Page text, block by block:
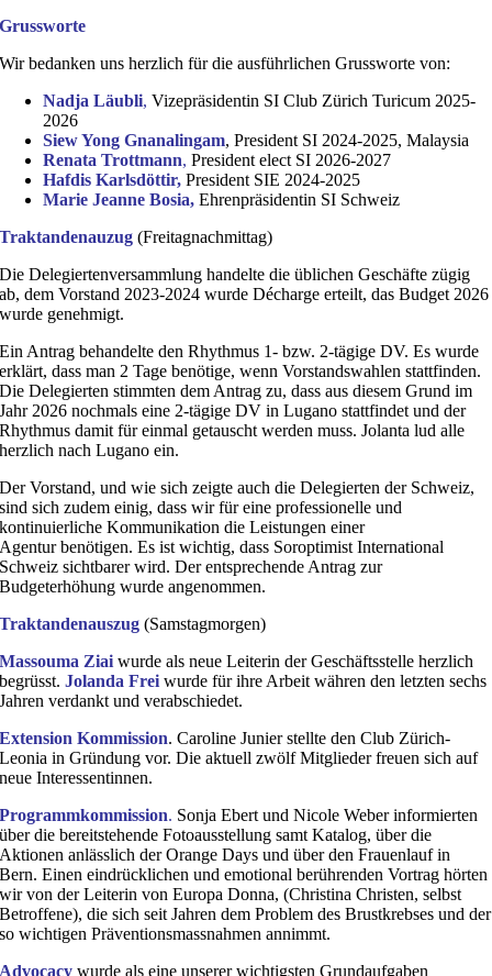
Grussworte
Wir bedanken uns herzlich für die ausführlichen Grussworte von:
Nadja Läubli, Vizepräsidentin SI Club Zürich Turicum 2025-
2026
Siew Yong Gnanalingam, President SI 2024-2025, Malaysia
Renata Trottmann, President elect SI 2026-2027
Hafdis Karlsdöttir, President SIE 2024-2025
Marie Jeanne Bosia, Ehrenpräsidentin SI Schweiz
Traktandenauzug (Freitagnachmittag)
Die Delegiertenversammlung handelte die üblichen Geschäfte zügig
ab, dem Vorstand 2023-2024 wurde Décharge erteilt, das Budget 2026
wurde genehmigt.
Ein Antrag behandelte den Rhythmus 1- bzw. 2-tägige DV. Es wurde
erklärt, dass man 2 Tage benötige, wenn Vorstandswahlen stattfinden.
Die Delegierten stimmten dem Antrag zu, dass aus diesem Grund im
Jahr 2026 nochmals eine 2-tägige DV in Lugano stattfindet und der
Rhythmus damit für einmal getauscht werden muss. Jolanta lud alle
herzlich nach Lugano ein.
Der Vorstand, und wie sich zeigte auch die Delegierten der Schweiz,
sind sich zudem einig, dass wir für eine professionelle und
kontinuierliche Kommunikation die Leistungen einer
Agentur benötigen. Es ist wichtig, dass Soroptimist International
Schweiz sichtbarer wird. Der entsprechende Antrag zur
Budgeterhöhung wurde angenommen.
Traktandenauszug (Samstagmorgen)
Massouma Ziai wurde als neue Leiterin der Geschäftsstelle herzlich
begrüsst.Jolanda Frei wurde für ihre Arbeit währen den letzten sechs
Jahren verdankt und verabschiedet.
Extension Kommission. Caroline Junier stellte den Club Zürich-
Leonia in Gründung vor. Die aktuell zwölf Mitglieder freuen sich auf
neue Interessentinnen.
Programmkommission. Sonja Ebert und Nicole Weber informierten
über die bereitstehende Fotoausstellung samt Katalog, über die
Aktionen anlässlich der Orange Days und über den Frauenlauf in
Bern. Einen eindrücklichen und emotional berührenden Vortrag hörten
wir von der Leiterin von Europa Donna, (Christina Christen, selbst
Betroffene), die sich seit Jahren dem Problem des Brustkrebses und der
so wichtigen Präventionsmassnahmen annimmt.
Advocacy wurde als eine unserer wichtigsten Grundaufgaben